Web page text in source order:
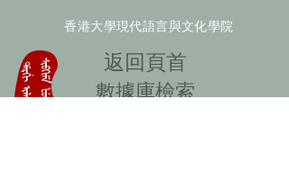
香港大學現代語言與文化學院
​返回頁首
數據庫檢索